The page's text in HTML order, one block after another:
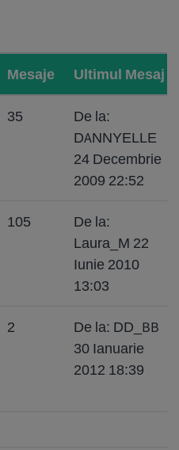
Mesaje Ultimul Mesaj
35
De la:
DANNYELLE
24 Decembrie
2009 22:52
105
De la:
Laura_M 22
Iunie 2010
13:03
2
De la: DD_BB
30 Ianuarie
2012 18:39